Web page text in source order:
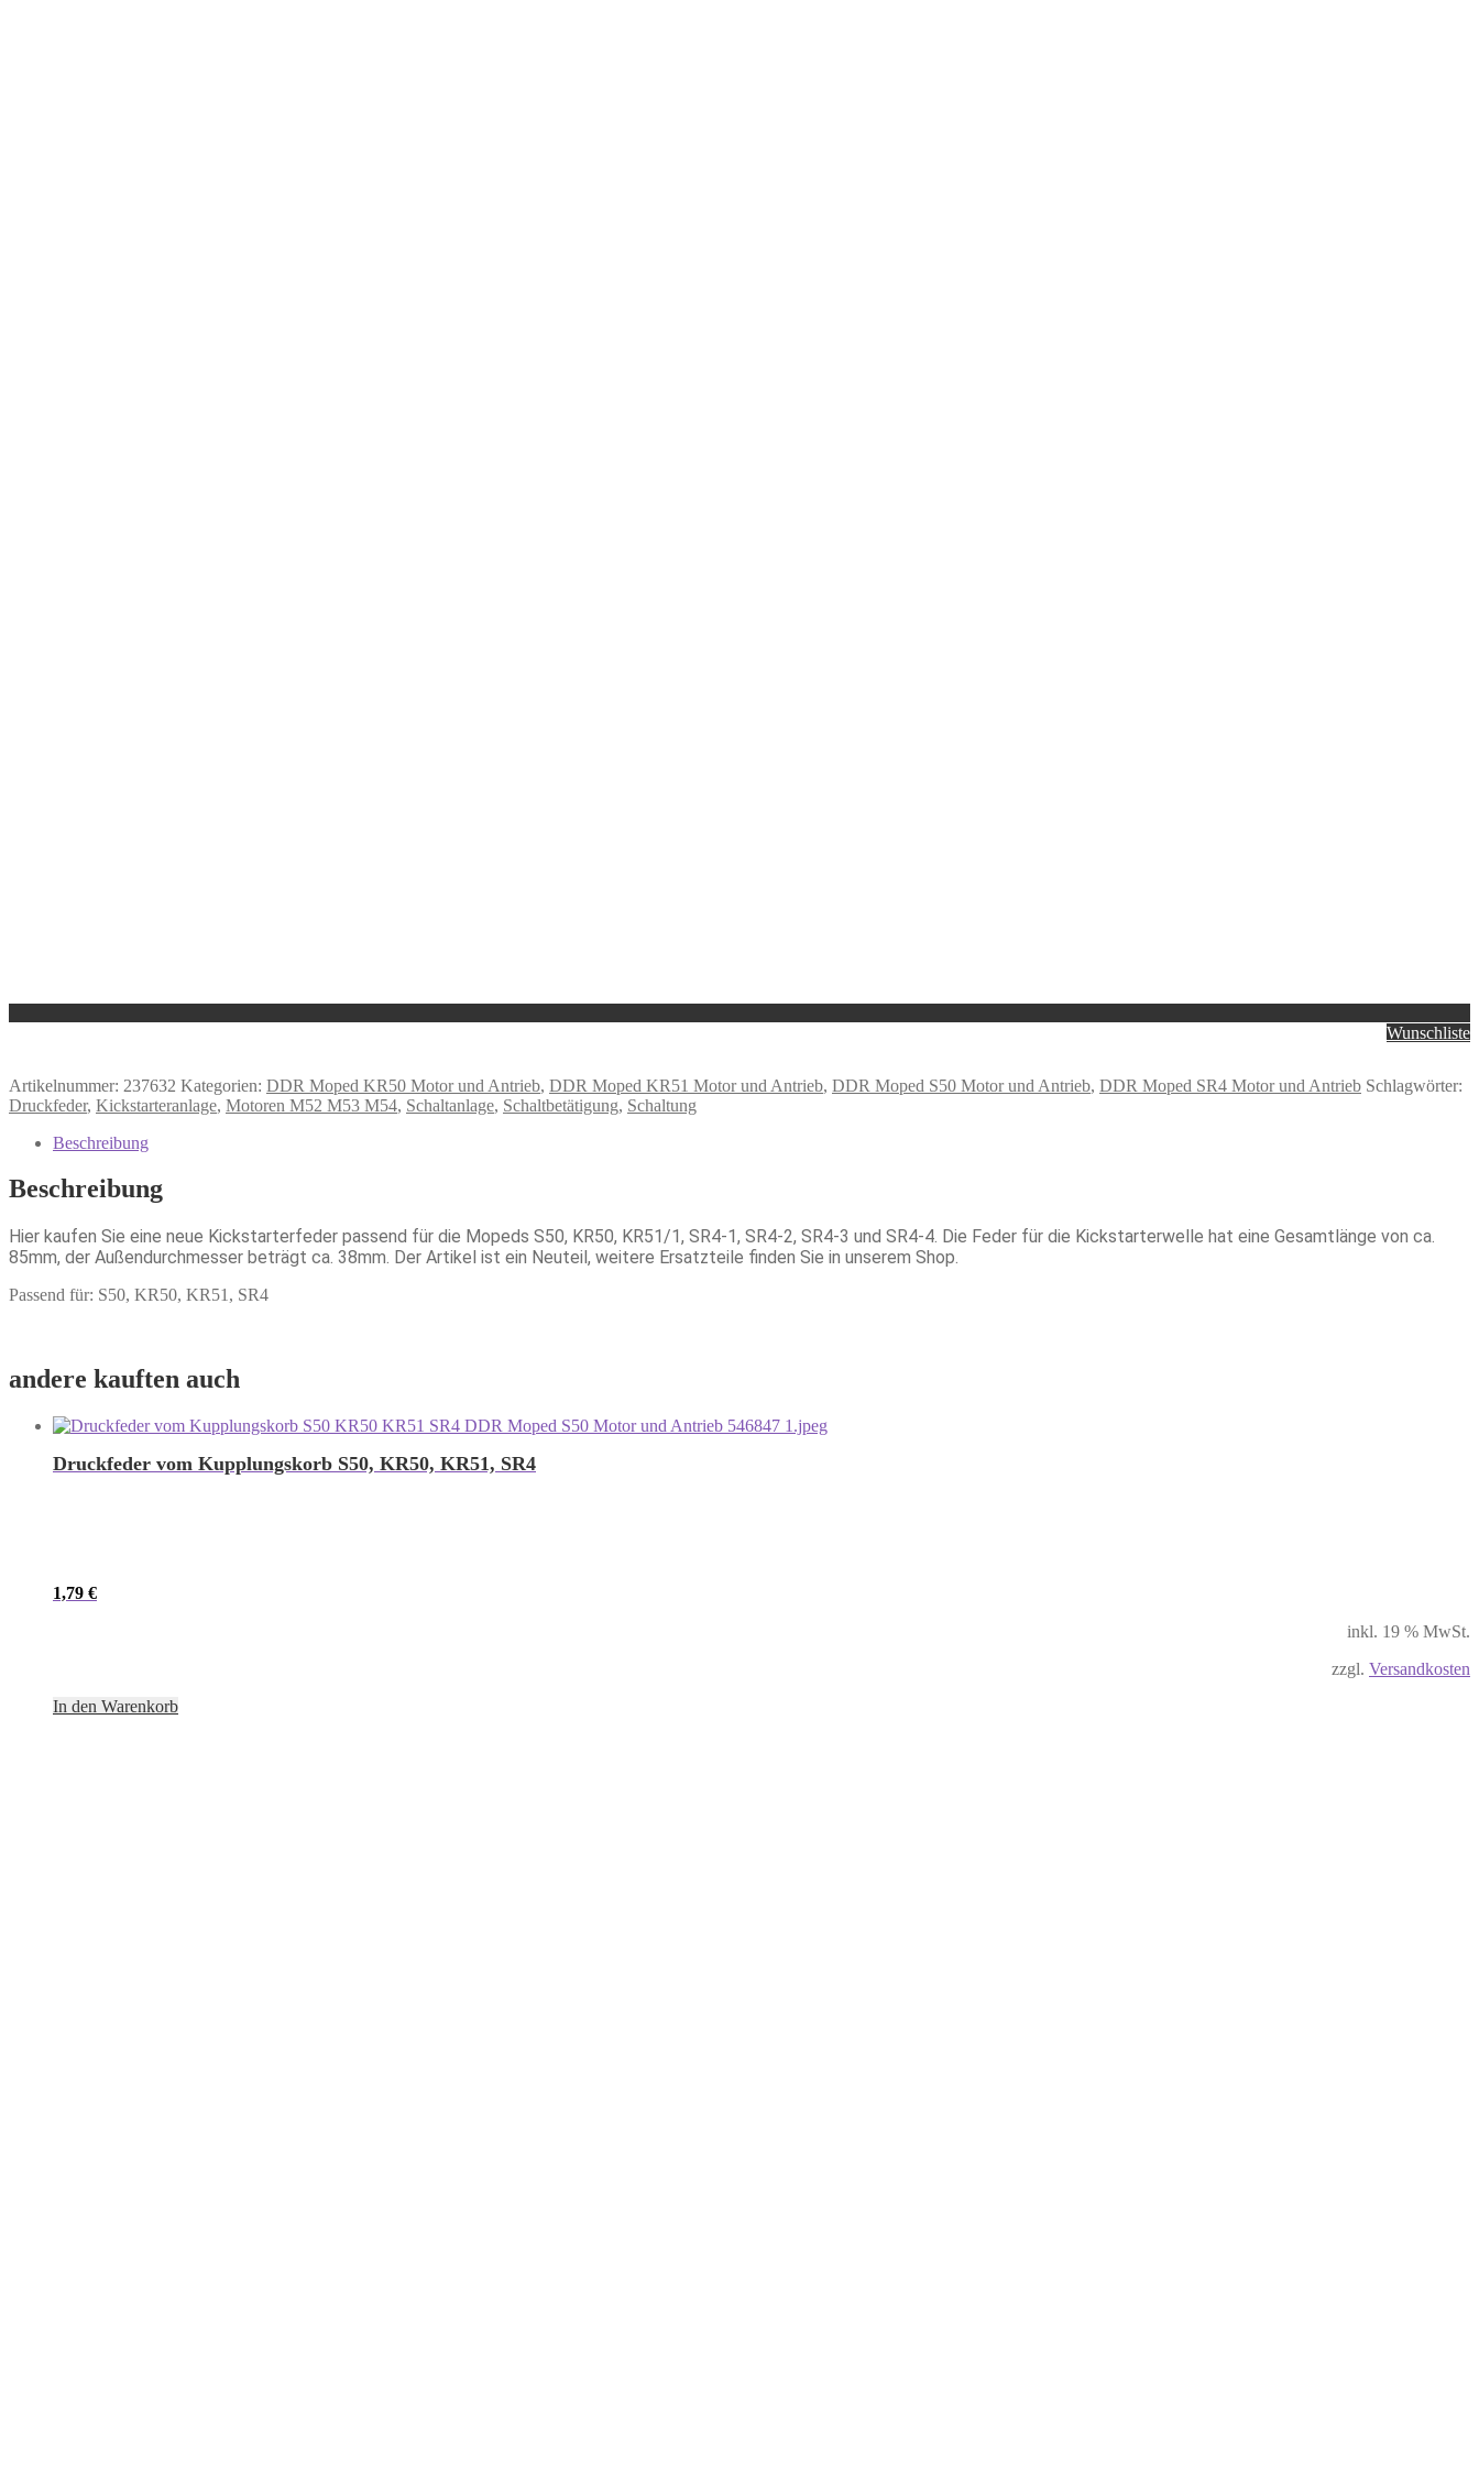
Wunschliste
Artikelnummer: 237632 Kategorien: DDR Moped KR50 Motor und Antrieb, DDR Moped KR51 Motor und Antrieb, DDR Moped S50 Motor und Antrieb, DDR Moped SR4 Motor und Antrieb Schlagwörter:
Druckfeder, Kickstarteranlage, Motoren M52 M53 M54, Schaltanlage, Schaltbetätigung, Schaltung
Beschreibung
Beschreibung
Hier kaufen Sie eine neue Kickstarterfeder passend für die Mopeds S50, KR50, KR51/1, SR4-1, SR4-2, SR4-3 und SR4-4. Die Feder für die Kickstarterwelle hat eine Gesamtlänge von ca.
85mm, der Außendurchmesser beträgt ca. 38mm. Der Artikel ist ein Neuteil, weitere Ersatzteile finden Sie in unserem Shop.
Passend für: S50, KR50, KR51, SR4
andere kauften auch
Druckfeder vom Kupplungskorb S50, KR50, KR51, SR4
1,79 €
inkl. 19 % MwSt.
zzgl. Versandkosten
In den Warenkorb